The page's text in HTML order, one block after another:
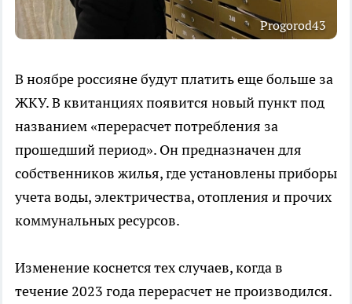
Progorod43
В ноябре россияне будут платить еще больше за
ЖКУ. В квитанциях появится новый пункт под
названием «перерасчет потребления за
прошедший период». Он предназначен для
собственников жилья, где установлены приборы
учета воды, электричества, отопления и прочих
коммунальных ресурсов.
Изменение коснется тех случаев, когда в
течение 2023 года перерасчет не производился.